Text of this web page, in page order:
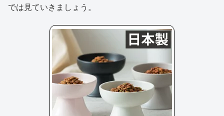
では見ていきましょう。